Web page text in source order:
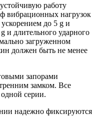
работу
вибрационных нагрузок
до 5 g и
и длительного ударного
загруженном
должен быть не менее
запорами
замком. Все
серии.
надежно фиксируются